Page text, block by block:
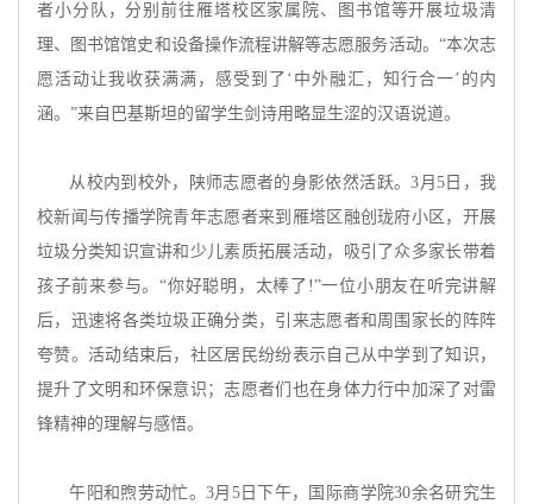
者小分队，分别前往雁塔校区家属院、图书馆等开展垃圾清
理、图书馆馆史和设备操作流程讲解等志愿服务活动。“本次志
愿活动让我收获满满，感受到了‘中外融汇，知行合一’的内
涵。”来自巴基斯坦的留学生剑诗用略显生涩的汉语说道。
从校内到校外，陕师志愿者的身影依然活跃。3月5日，我
校新闻与传播学院青年志愿者来到雁塔区融创珑府小区，开展
垃圾分类知识宣讲和少儿素质拓展活动，吸引了众多家长带着
孩子前来参与。“你好聪明，太棒了!”一位小朋友在听完讲解
后，迅速将各类垃圾正确分类，引来志愿者和周围家长的阵阵
夸赞。活动结束后，社区居民纷纷表示自己从中学到了知识，
提升了文明和环保意识；志愿者们也在身体力行中加深了对雷
锋精神的理解与感悟。
午阳和煦劳动忙。3月5日下午，国际商学院30余名研究生